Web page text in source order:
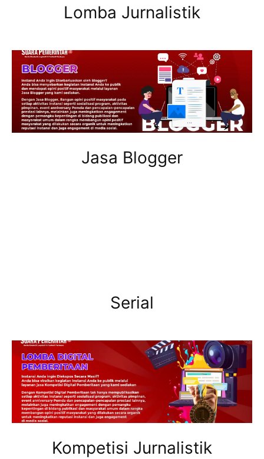
Lomba Jurnalistik
Jasa Blogger
Serial
Kompetisi Jurnalistik